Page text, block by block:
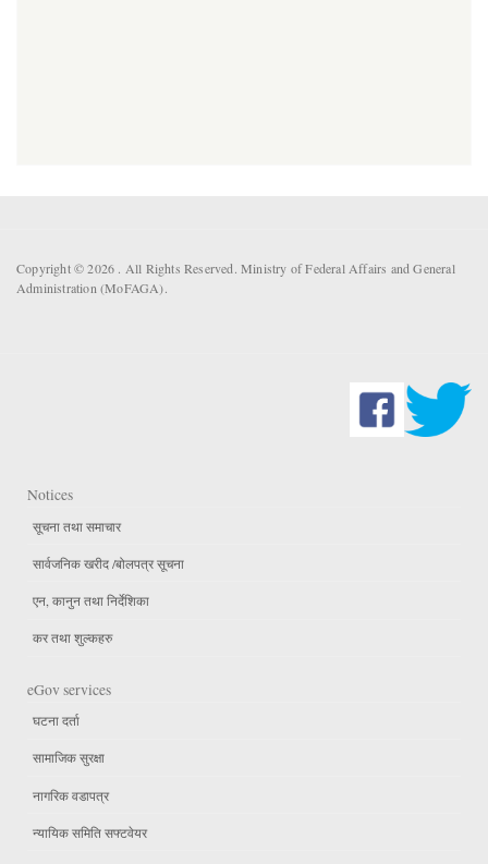
Copyright © 2026 . All Rights Reserved. Ministry of Federal Affairs and General
Administration (MoFAGA).
Notices
सूचना तथा समाचार
सार्वजनिक खरीद /बोलपत्र सूचना
एन, कानुन तथा निर्देशिका
कर तथा शुल्कहरु
eGov services
घटना दर्ता
सामाजिक सुरक्षा
नागरिक वडापत्र
न्यायिक समिति सफ्टवेयर